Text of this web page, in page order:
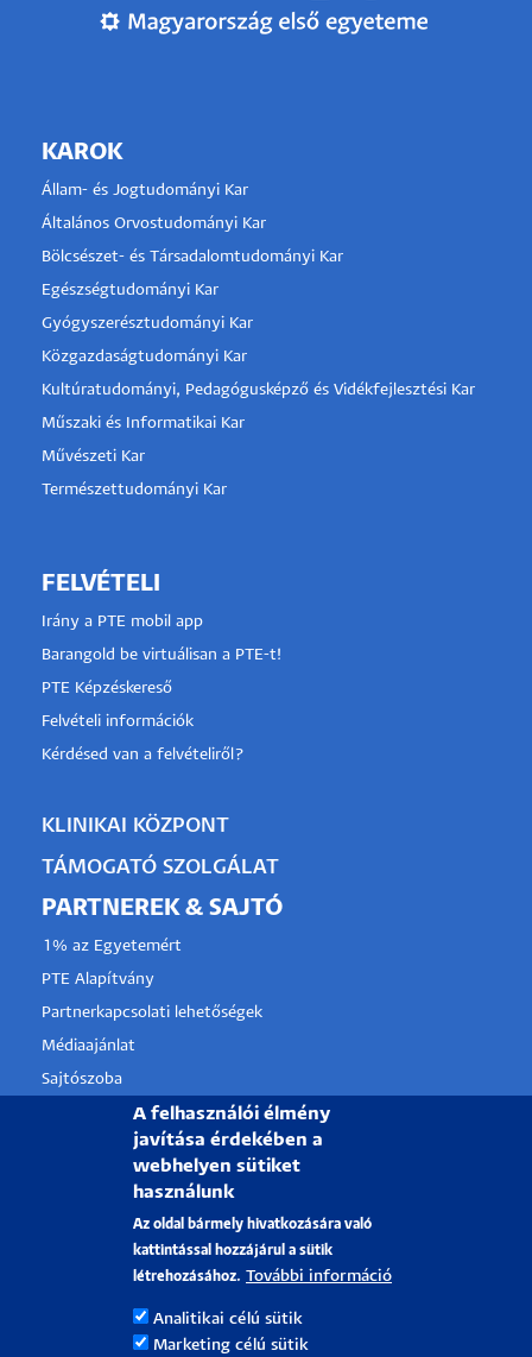
KAROK
Állam- és Jogtudományi Kar
Általános Orvostudományi Kar
Bölcsészet- és Társadalomtudományi Kar
Egészségtudományi Kar
Gyógyszerésztudományi Kar
Közgazdaságtudományi Kar
Kultúratudományi, Pedagógusképző és Vidékfejlesztési Kar
Műszaki és Informatikai Kar
Művészeti Kar
Természettudományi Kar
FELVÉTELI
Irány a PTE mobil app
Barangold be virtuálisan a PTE-t!
PTE Képzéskereső
Felvételi információk
Kérdésed van a felvételiről?
KLINIKAI KÖZPONT
TÁMOGATÓ SZOLGÁLAT
PARTNEREK & SAJTÓ
1% az Egyetemért
PTE Alapítvány
Partnerkapcsolati lehetőségek
Médiaajánlat
Sajtószoba
Pályázati projektek
PÉCSI TUDOMÁNYEGYETEM
H-7622 Pécs, Vasvári Pál utca. 4.
Tel.:+36-72/501-500
Rektori Kabinet: +36 30/787-2913
A felhasználói élmény
javítása érdekében a
webhelyen sütiket
használunk
Az oldal bármely hivatkozására való
kattintással hozzájárul a sütik
létrehozásához. További információ
Analitikai célú sütik
Marketing célú sütik